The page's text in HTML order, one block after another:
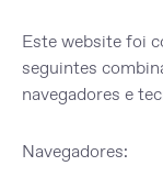
Este website foi
seguintes
navegadores e
Navegadores: